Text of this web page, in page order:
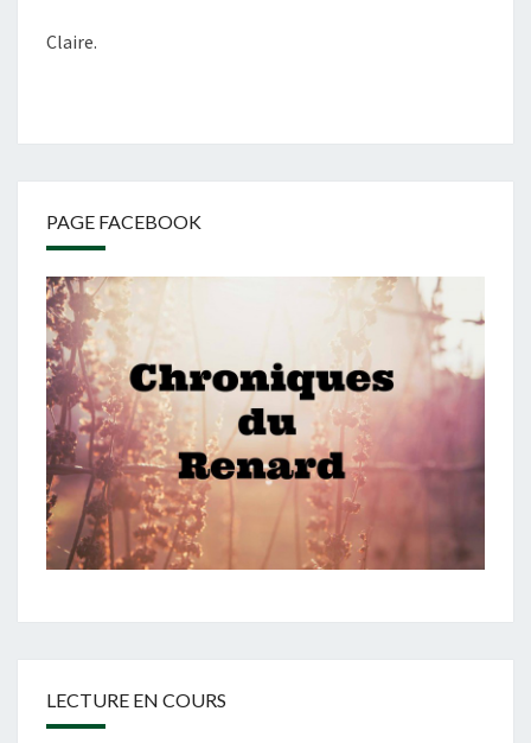
Claire.
PAGE FACEBOOK
LECTURE EN COURS